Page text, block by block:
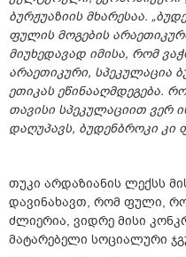
ბურჟუაზიის მხარესაა.
ფულის მოგების
მიუხედავად იმისა, რომ
არაეთიკური, სპეკულაცია
ეთიკას ეწინააღმდეგება.
თავისი სპეკულაციით ვერ
დაღუპავს, ბუდენბროკი კი
თუკი არდაზიანის ლექსს
დავინახავთ, რომ ფული,
ძლიერია, ვიდრე მისი
მატარებელი სოციალური